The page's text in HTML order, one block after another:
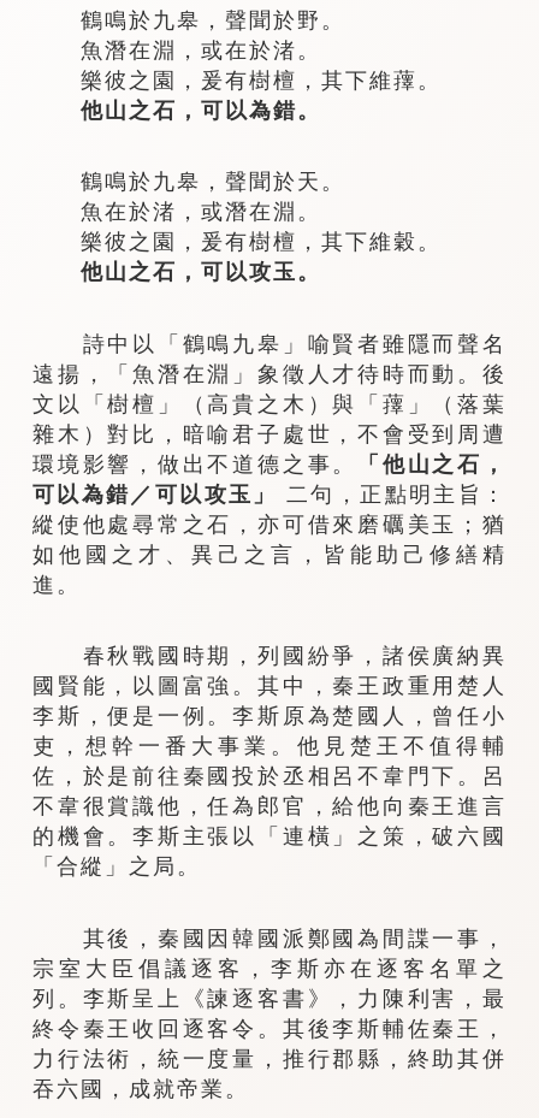
鶴鳴於九皋，聲聞於野。
魚潛在淵，或在於渚。
樂彼之園，爰有樹檀，其下維蘀。
他山之石，可以為錯。
鶴鳴於九皋，聲聞於天。
魚在於渚，或潛在淵。
樂彼之園，爰有樹檀，其下維穀。
他山之石，可以攻玉。
詩中以「鶴鳴九皋」喻賢者雖隱而聲名
遠揚，「魚潛在淵」象徵人才待時而動。後
文以「樹檀」（高貴之木）與「蘀」（落葉
雜木）對比，暗喻君子處世，不會受到周遭
環境影響，做出不道德之事。
「他山之石，
可以為錯／可以攻玉」
二句，正點明主旨：
縱使他處尋常之石，亦可借來磨礪美玉；猶
如他國之才、異己之言，皆能助己修繕精
進。
春秋戰國時期，列國紛爭，諸侯廣納異
國賢能，以圖富強。其中，秦王政重用楚人
李斯，便是一例。李斯原為楚國人，曾任小
吏，想幹一番大事業。他見楚王不值得輔
佐，於是前往秦國投於丞相呂不韋門下。呂
不韋很賞識他，任為郎官，給他向秦王進言
的機會。李斯主張以「連橫」之策，破六國
「合縱」之局。
其後，秦國因韓國派鄭國為間諜一事，
宗室大臣倡議逐客，李斯亦在逐客名單之
列。李斯呈上《諫逐客書》，力陳利害，最
終令秦王收回逐客令。其後李斯輔佐秦王，
力行法術，統一度量，推行郡縣，終助其併
吞六國，成就帝業。